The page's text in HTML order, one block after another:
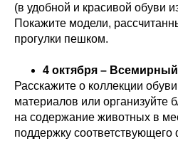
(в удобной и красивой обуви
Покажите модели,
прогулки пешком.
4 октября –
Расскажите о коллекции
материалов или организуйте
на содержание животных в
поддержку соответствующего